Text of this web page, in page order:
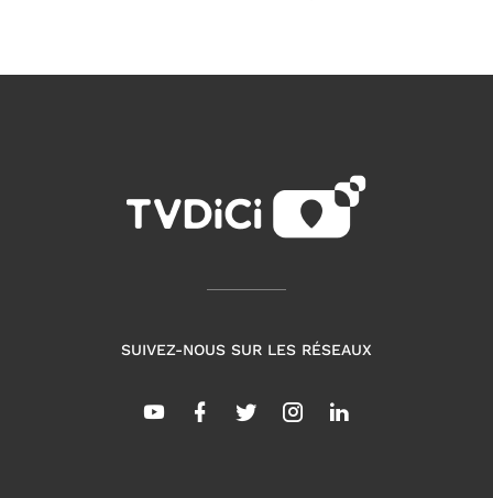
SUIVEZ-NOUS SUR LES RÉSEAUX